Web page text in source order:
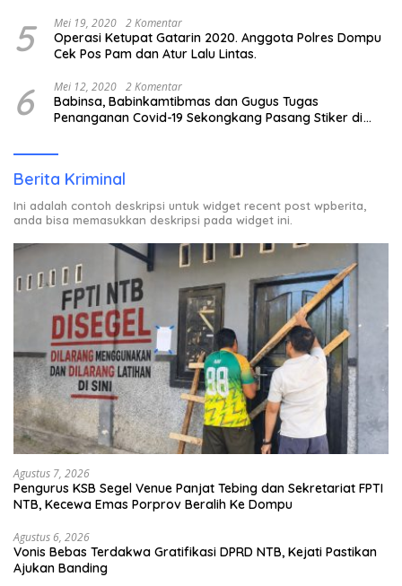
5 Mei 19, 2020 2 Komentar
Operasi Ketupat Gatarin 2020. Anggota Polres Dompu
Cek Pos Pam dan Atur Lalu Lintas.
6 Mei 12, 2020 2 Komentar
Babinsa, Babinkamtibmas dan Gugus Tugas
Penanganan Covid-19 Sekongkang Pasang Stiker di
Berita Kriminal
Ini adalah contoh deskripsi untuk widget recent post wpberita,
anda bisa memasukkan deskripsi pada widget ini.
Agustus 7, 2026
Pengurus KSB Segel Venue Panjat Tebing dan Sekretariat FPTI
NTB, Kecewa Emas Porprov Beralih Ke Dompu
Agustus 6, 2026
Vonis Bebas Terdakwa Gratifikasi DPRD NTB, Kejati Pastikan
Ajukan Banding